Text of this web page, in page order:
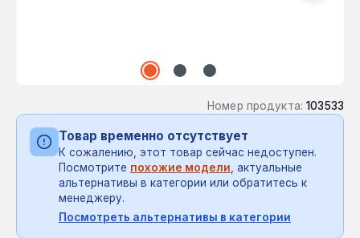
Номер продукта: 103533
Товар временно отсутствует
К сожалению, этот товар сейчас недоступен.
Посмотрите похожие модели, актуальные
альтернативы в категории или обратитесь к
менеджеру.
Посмотреть альтернативы в категории